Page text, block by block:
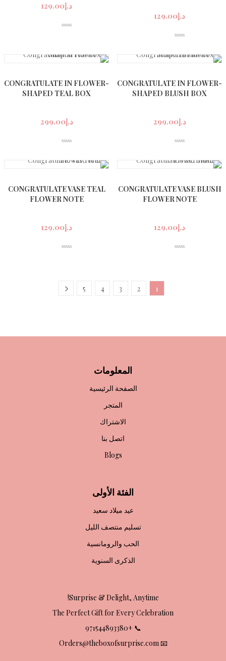
د.إ129.00
د.إ129.00
CONGRATULATE IN FLOWER-
SHAPED BLUSH BOX
د.إ299.00
CONGRATULATE IN FLOWER-
SHAPED TEAL BOX
د.إ299.00
CONGRATULATE VASE BLUSH
FLOWER NOTE
د.إ129.00
CONGRATULATE VASE TEAL
FLOWER NOTE
د.إ129.00
1
2
3
4
5
المعلومات
الصفحة الرئيسية
المتجر
الاشتراك
اتصل بنا
Blogs
الفئة الأولى
عيد ميلاد سعيد
تسليم منتصف الليل
الحب والرومانسية
الذكرى السنوية
Surprise & Delight, Anytime!
The Perfect Gift for Every Celebration
📞 +971544893380
📧 Orders@theboxofsurprise.com